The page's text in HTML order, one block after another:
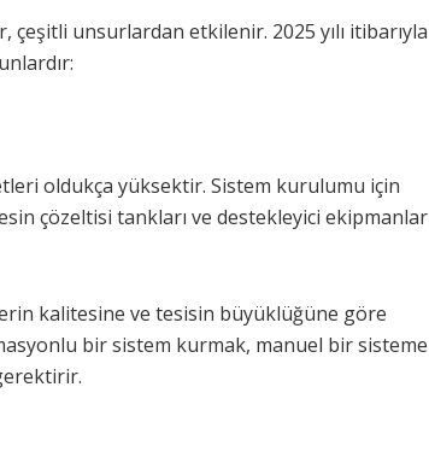
unsurlardan etkilenir. 2025 yılı itibarıyla
oldukça yüksektir. Sistem kurulumu için
çözeltisi tankları ve destekleyici ekipmanlar
kalitesine ve tesisin büyüklüğüne göre
bir sistem kurmak, manuel bir sisteme